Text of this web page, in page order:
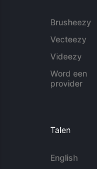
Brusheezy
Vecteezy
Videezy
Word een
provider
Talen
English